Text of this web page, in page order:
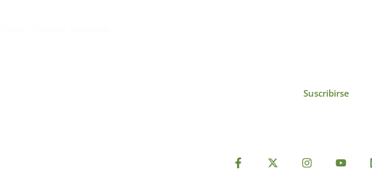
Suscribirse